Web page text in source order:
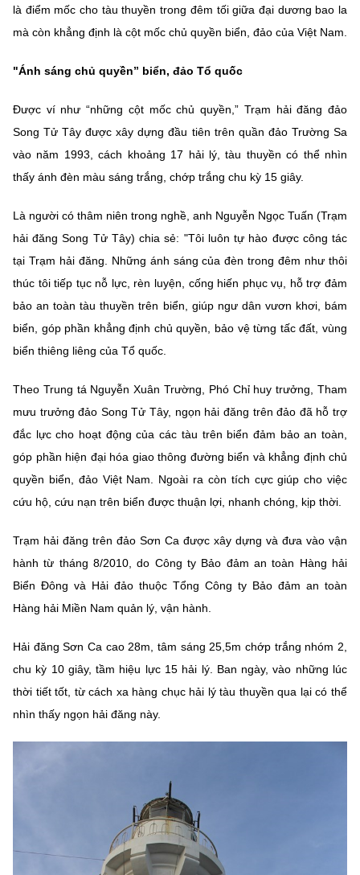
Chọn ngôn ngữ
Vietnamese English
BỘ KHOA HỌC VÀ CÔNG NGHỆ
MINISTRY OF SCIENCE AND TECHNOLOGY
Điều khoản sử dụng Theo dõi MST:
Cơ quan chủ quản: Bộ Khoa học và Công nghệ (MST)
Chịu trách nhiệm nội dung: Nguyễn Thị Hải Hằng
Giám đốc Trung tâm Truyền thông Khoa học và Công nghệ.
Địa chỉ: Ban Biên tập Cổng TTĐT - 18 Nguyễn Du, TP. Hà Nội
Điện thoại: 024 3936 9506
Email:stc@mst.gov.vn
©2026 Bản quyền thuộc Bộ Khoa Học và Công Nghệ
là điểm mốc cho tàu thuyền trong đêm tối giữa đại dương bao la
mà còn khẳng định là cột mốc chủ quyền biển, đảo của Việt Nam.
"Ánh sáng chủ quyền” biển, đảo Tổ quốc
Được ví như “những cột mốc chủ quyền,” Trạm hải đăng đảo
Song Tử Tây được xây dựng đầu tiên trên quần đảo Trường Sa
vào năm 1993, cách khoảng 17 hải lý, tàu thuyền có thể nhìn
thấy ánh đèn màu sáng trắng, chớp trắng chu kỳ 15 giây.
Là người có thâm niên trong nghề, anh Nguyễn Ngọc Tuấn (Trạm
hải đăng Song Tử Tây) chia sẻ: "Tôi luôn tự hào được công tác
tại Trạm hải đăng. Những ánh sáng của đèn trong đêm như thôi
thúc tôi tiếp tục nỗ lực, rèn luyện, cống hiến phục vụ, hỗ trợ đảm
bảo an toàn tàu thuyền trên biển, giúp ngư dân vươn khơi, bám
biển, góp phần khẳng định chủ quyền, bảo vệ từng tấc đất, vùng
biển thiêng liêng của Tổ quốc.
Theo Trung tá Nguyễn Xuân Trường, Phó Chỉ huy trưởng, Tham
mưu trưởng đảo Song Tử Tây, ngọn hải đăng trên đảo đã hỗ trợ
đắc lực cho hoạt động của các tàu trên biển đảm bảo an toàn,
góp phần hiện đại hóa giao thông đường biển và khẳng định chủ
quyền biển, đảo Việt Nam. Ngoài ra còn tích cực giúp cho việc
cứu hộ, cứu nạn trên biển được thuận lợi, nhanh chóng, kịp thời.
Trạm hải đăng trên đảo Sơn Ca được xây dựng và đưa vào vận
hành từ tháng 8/2010, do Công ty Bảo đảm an toàn Hàng hải
Biển Đông và Hải đảo thuộc Tổng Công ty Bảo đảm an toàn
Hàng hải Miền Nam quản lý, vận hành.
Hải đăng Sơn Ca cao 28m, tâm sáng 25,5m chớp trắng nhóm 2,
chu kỳ 10 giây, tầm hiệu lực 15 hải lý. Ban ngày, vào những lúc
thời tiết tốt, từ cách xa hàng chục hải lý tàu thuyền qua lại có thể
nhìn thấy ngọn hải đăng này.